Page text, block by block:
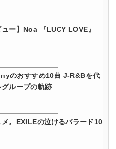
ュー】Noa 『LUCY LOVE』
のおすすめ10曲 J-R&Bを代
ループの軌跡
。EXILEの泣けるバラード10